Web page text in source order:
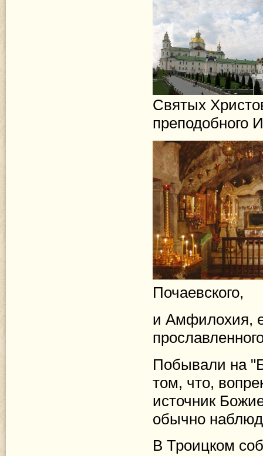
Святых
преподобного
Почаевского,
и Амфилохия,
Побывали на
том, что,
источник
обычно
В Троицком